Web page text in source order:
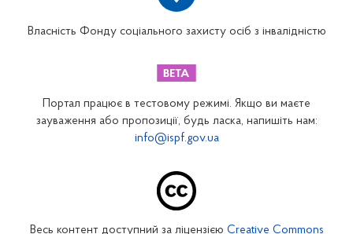
Закарпатське відділення
Запорізьке відділення
Власність Фонду соціального захисту осіб з інвалідністю
Портал працює в тестовому режимі. Якщо ви маєте
зауваження або пропозиції, будь ласка, напишіть нам:
info@ispf.gov.ua
Весь контент доступний за ліцензією Creative Commons